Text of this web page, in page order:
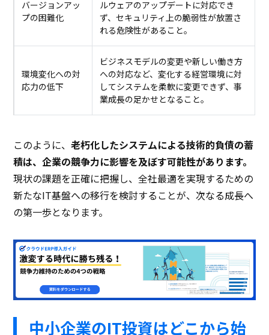
バージョンアッ
プの困難化
ルウェアのアップデートに対応でき
ず、セキュリティ上の脆弱性が放置さ
れる危険性があること。
環境変化への対
応力の低下
ビジネスモデルの変更や新しい働き方
への対応など、変化する経営環境に対
してシステムを柔軟に変更できず、事
業成長の足かせとなること。
このように、老朽化したシステムによる技術的負債の蓄
積は、企業の競争力に影響を及ぼす可能性があります。
現状の課題を正確に把握し、全社最適を実現するための
新たなIT基盤への移行を検討することが、次なる成長へ
の第一歩となります。
中小企業のIT投資はどこから始